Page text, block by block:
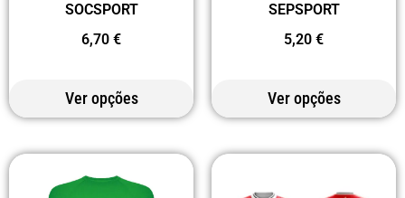
SOCSPORT
6,70 €
Ver opções
SEPSPORT
5,20 €
Ver opções